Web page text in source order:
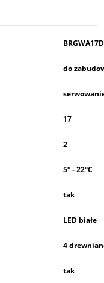
BRGWA17D
do
17
2
5° - 22°C
tak
LED białe
4
tak